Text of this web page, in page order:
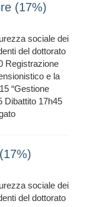
(17%)
sociale dei
del dottorato
Registrazione
e la
“Gestione
Dibattito 17h45
sociale dei
del dottorato